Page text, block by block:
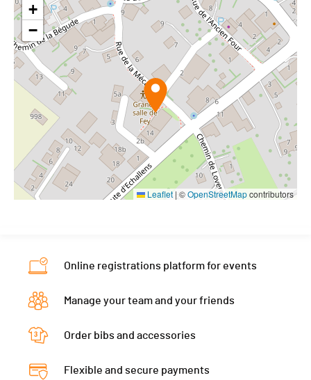
+
−
Leaflet | ©OpenStreetMapcontributors
Online registrations platform for events
Manage your team and your friends
Order bibs and accessories
Flexible and secure payments